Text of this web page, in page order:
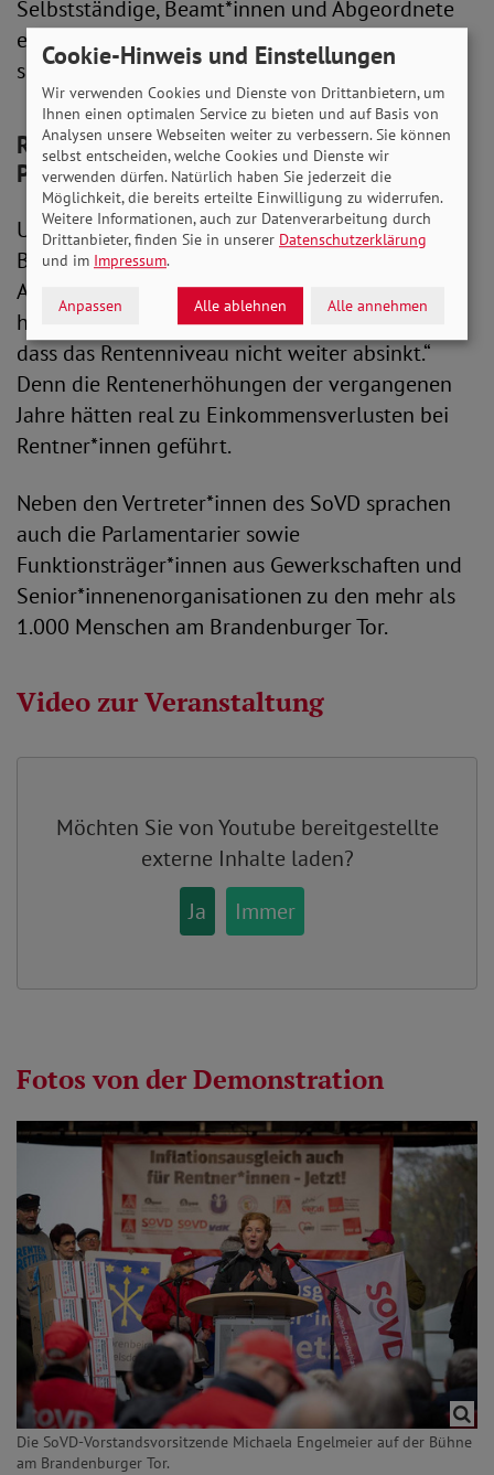
Selbstständige, Beamt*innen und Abgeordnete
einzahlen. Das würde das Rentensystem
solidarischer und gerechter machen.
Rentenerhöhungen halten mit
Preissteigerungen nicht mit
Ursula Engelen-Kefer, die Vorsitzende des SoVD
Berlin-Brandenburg, schloss mit ihren
Ausführungen daran an und betonte „Rentner
haben ein Anrecht darauf, Sicherheit zu haben,
dass das Rentenniveau nicht weiter absinkt.“
Denn die Rentenerhöhungen der vergangenen
Jahre hätten real zu Einkommensverlusten bei
Rentner*innen geführt.
Neben den Vertreter*innen des SoVD sprachen
auch die Parlamentarier sowie
Funktionsträger*innen aus Gewerkschaften und
Senior*innenenorganisationen zu den mehr als
1.000 Menschen am Brandenburger Tor.
Video zur Veranstaltung
Möchten Sie vonYoutube bereitgestellte
externe Inhalte laden?
Ja
Immer
Fotos von der Demonstration
Die SoVD-Vorstandsvorsitzende Michaela Engelmeier auf der Bühne
am Brandenburger Tor.
Cookie-Hinweis und Einstellungen
Wir verwenden Cookies und Dienste von Drittanbietern, um
Ihnen einen optimalen Service zu bieten und auf Basis von
Analysen unsere Webseiten weiter zu verbessern. Sie können
selbst entscheiden, welche Cookies und Dienste wir
verwenden dürfen. Natürlich haben Sie jederzeit die
Möglichkeit, die bereits erteilte Einwilligung zu widerrufen.
Weitere Informationen, auch zur Datenverarbeitung durch
Drittanbieter, finden Sie in unserer Datenschutzerklärung
und im Impressum.
Anpassen Alle ablehnen Alle annehmen